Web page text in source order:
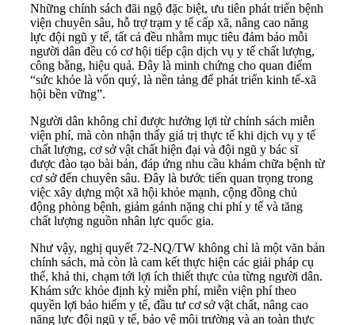
Những chính sách đãi ngộ đặc biệt, ưu tiên phát triển bệnh
viện chuyên sâu, hỗ trợ trạm y tế cấp xã, nâng cao năng
lực đội ngũ y tế, tất cả đều nhằm mục tiêu đảm bảo mỗi
người dân đều có cơ hội tiếp cận dịch vụ y tế chất lượng,
công bằng, hiệu quả. Đây là minh chứng cho quan điểm
“sức khỏe là vốn quý, là nền tảng để phát triển kinh tế-xã
hội bền vững”.
Người dân không chỉ được hưởng lợi từ chính sách miễn
viện phí, mà còn nhận thấy giá trị thực tế khi dịch vụ y tế
chất lượng, cơ sở vật chất hiện đại và đội ngũ y bác sĩ
được đào tạo bài bản, đáp ứng nhu cầu khám chữa bệnh từ
cơ sở đến chuyên sâu. Đây là bước tiến quan trọng trong
việc xây dựng một xã hội khỏe mạnh, cộng đồng chủ
động phòng bệnh, giảm gánh nặng chi phí y tế và tăng
chất lượng nguồn nhân lực quốc gia.
Như vậy, nghị quyết 72-NQ/TW không chỉ là một văn bản
chính sách, mà còn là cam kết thực hiện các giải pháp cụ
thể, khả thi, chạm tới lợi ích thiết thực của từng người dân.
Khám sức khỏe định kỳ miễn phí, miễn viện phí theo
quyền lợi bảo hiểm y tế, đầu tư cơ sở vật chất, nâng cao
năng lực đội ngũ y tế, bảo vệ môi trường và an toàn thực